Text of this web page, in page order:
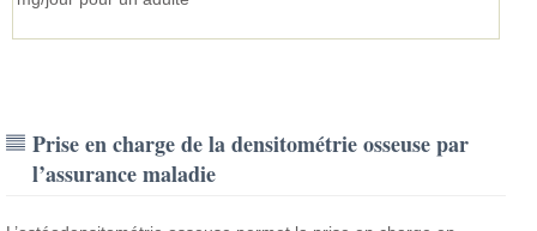
Prise en charge de la densitométrie osseuse par
l’assurance maladie